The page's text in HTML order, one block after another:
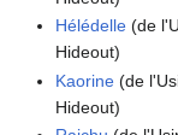
Hélédelle (de
Hideout)
Kaorine (de
Hideout)